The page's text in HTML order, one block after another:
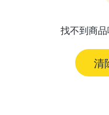
找不到商
清